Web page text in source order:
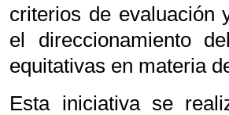
criterios de evaluación
el direccionamiento
equitativas en materia
Esta iniciativa se